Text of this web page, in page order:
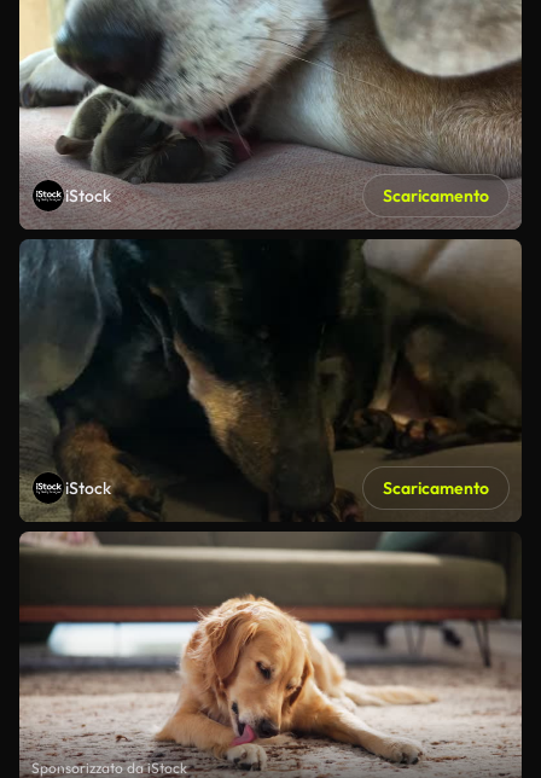
iStock Scaricamento
iStock Scaricamento
Sponsorizzato da iStock